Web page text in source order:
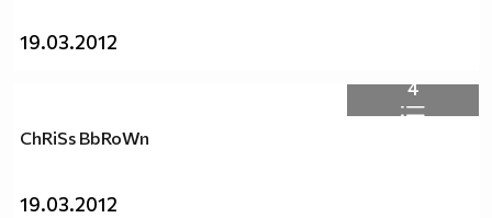
19.03.2012
4
ChRiSs BbRoWn
19.03.2012